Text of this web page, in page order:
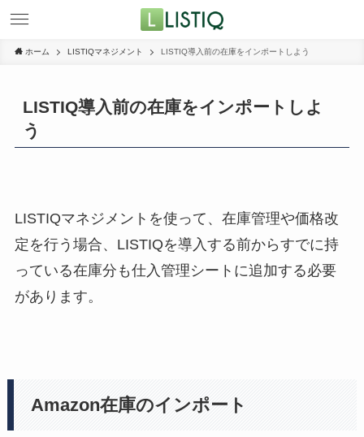
ホーム LISTIQマネジメント LISTIQ導入前の在庫をインポートしよう
LISTIQ導入前の在庫をインポートしよ
う
LISTIQマネジメントを使って、在庫管理や価格改
定を行う場合、LISTIQを導入する前からすでに持
っている在庫分も仕入管理シートに追加する必要
があります。
Amazon在庫のインポート